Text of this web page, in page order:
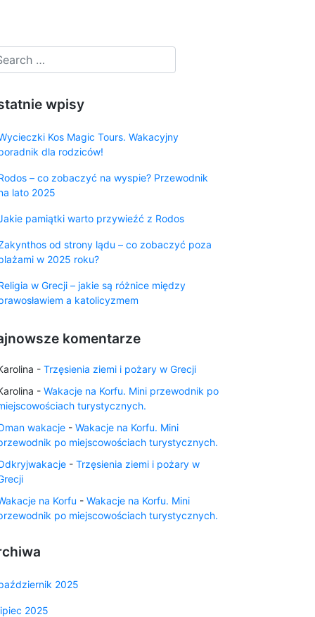
wpisy
Kos Magic Tours. Wakacyjny
dla rodziców!
– co zobaczyć na wyspie? Przewodnik
lato 2025
pamiątki warto przywieźć z Rodos
od strony lądu – co zobaczyć poza
w 2025 roku?
w Grecji – jakie są różnice między
a katolicyzmem
komentarze
- Trzęsienia ziemi i pożary w Grecji
- Wakacje na Korfu. Mini przewodnik po
turystycznych.
wakacje - Wakacje na Korfu. Mini
po miejscowościach turystycznych.
- Trzęsienia ziemi i pożary w
na Korfu - Wakacje na Korfu. Mini
po miejscowościach turystycznych.
2025
2025